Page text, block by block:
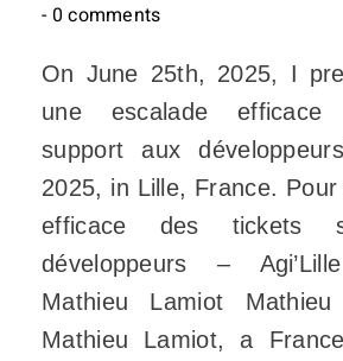
- 0 comments
On June 25th, 2025, I
une escalade
support aux
2025, in Lille, France.
efficace des tickets
développeurs –
Mathieu Lamiot
Mathieu Lamiot, a